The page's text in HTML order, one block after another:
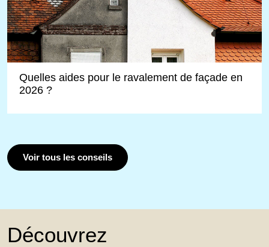
Quelles aides pour le ravalement de façade en
2026 ?
Voir tous les conseils
Découvrez